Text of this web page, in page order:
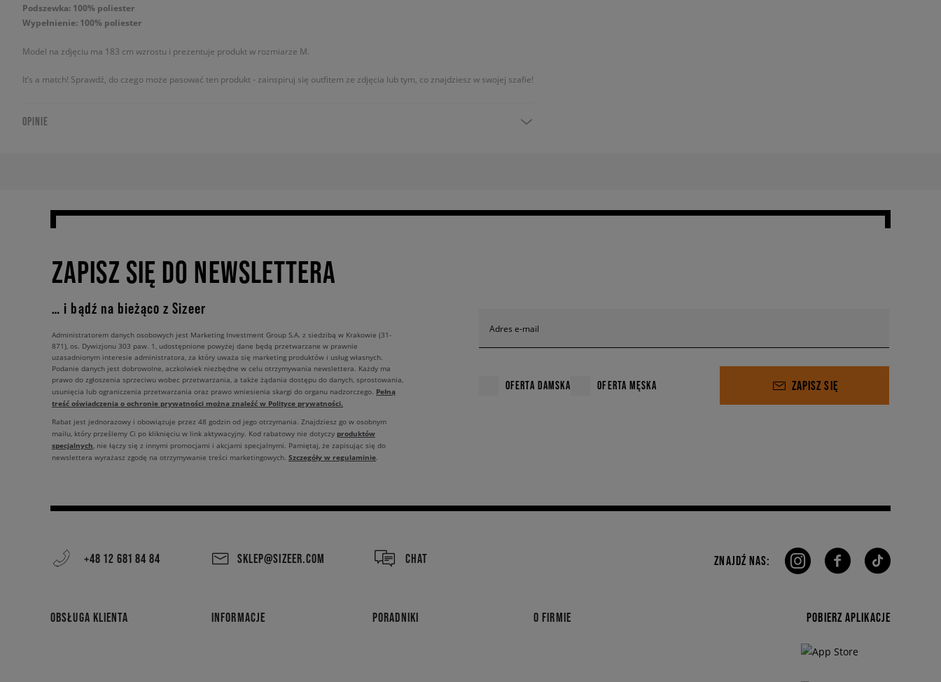
Podszewka: 100% poliester
Wypełnienie: 100% poliester
Model na zdjęciu ma 183 cm wzrostu i prezentuje produkt w rozmiarze M.
It’s a match! Sprawdź, do czego może pasować ten produkt - zainspiruj się outfitem ze zdjęcia lub tym, co znajdziesz w swojej szafie!
OPINIE
ZAPISZ SIĘ DO NEWSLETTERA
… i bądź na bieżąco z Sizeer
Adres e-mail
OFERTA DAMSKA OFERTA MĘSKA ZAPISZ SIĘ
Administratorem danych osobowych jest Marketing Investment Group S.A. z siedzibą w Krakowie (31-
871), os. Dywizjonu 303 paw. 1, udostępnione powyżej dane będą przetwarzane w prawnie
uzasadnionym interesie administratora, za który uważa się marketing produktów i usług własnych.
Podanie danych jest dobrowolne, aczkolwiek niezbędne w celu otrzymywania newslettera. Każdy ma
prawo do zgłoszenia sprzeciwu wobec przetwarzania, a także żądania dostępu do danych, sprostowania,
usunięcia lub ograniczenia przetwarzania oraz prawo wniesienia skargi do organu nadzorczego. Pełną
treść oświadczenia o ochronie prywatności można znaleźć w Polityce prywatności.
Rabat jest jednorazowy i obowiązuje przez 48 godzin od jego otrzymania. Znajdziesz go w osobnym
mailu, który prześlemy Ci po kliknięciu w link aktywacyjny. Kod rabatowy nie dotyczy produktów
specjalnych, nie łączy się z innymi promocjami i akcjami specjalnymi. Pamiętaj, że zapisując się do
newslettera wyrażasz zgodę na otrzymywanie treści marketingowych. Szczegóły w regulaminie.
+48 12 681 84 84 SKLEP@SIZEER.COM CHAT
OBSŁUGA KLIENTA INFORMACJE PORADNIKI O FIRMIE
ZNAJDŹ NAS:
POBIERZ APLIKACJE